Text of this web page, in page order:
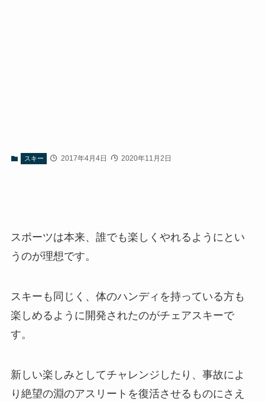
スキー 2017年4月4日 2020年11月2日
スポーツは本来、誰でも楽しくやれるようにとい
うのが理想です。
スキーも同じく、体のハンディを持っている方も
楽しめるように開発されたのがチェアスキーで
す。
新しい楽しみとしてチャレンジしたり、事故によ
り絶望の淵のアスリートを復活させるものにさえ